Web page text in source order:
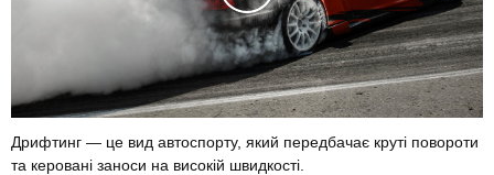
Дрифтинг — це вид автоспорту, який передбачає круті повороти
та керовані заноси на високій швидкості.